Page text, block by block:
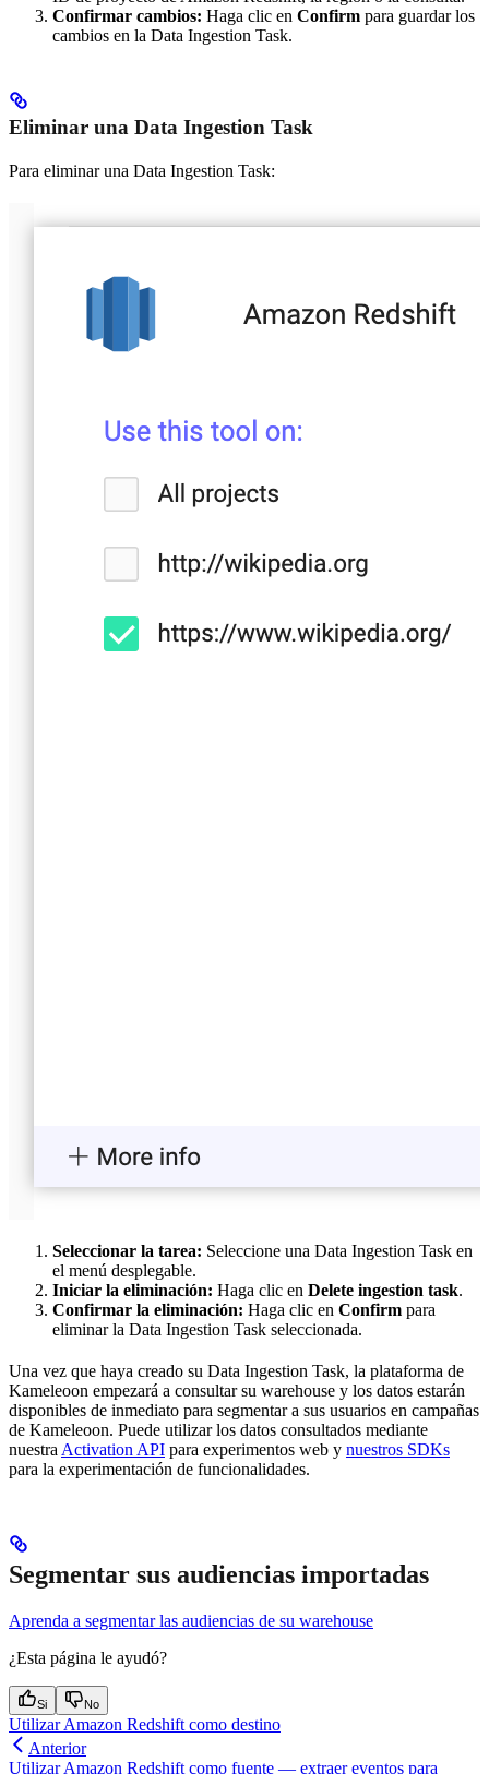
Confirmar cambios: Haga clic en Confirm para guardar los
cambios en la Data Ingestion Task.
Eliminar una Data Ingestion Task
Para eliminar una Data Ingestion Task:
Seleccionar la tarea: Seleccione una Data Ingestion Task en
el menú desplegable.
Iniciar la eliminación: Haga clic en Delete ingestion task.
Confirmar la eliminación: Haga clic en Confirm para
eliminar la Data Ingestion Task seleccionada.
Una vez que haya creado su Data Ingestion Task, la plataforma de
Kameleoon empezará a consultar su warehouse y los datos estarán
disponibles de inmediato para segmentar a sus usuarios en campañas
de Kameleoon. Puede utilizar los datos consultados mediante
nuestra Activation API para experimentos web y nuestros SDKs
para la experimentación de funcionalidades.
Segmentar sus audiencias importadas
Aprenda a segmentar las audiencias de su warehouse
¿Esta página le ayudó?
Si No
Utilizar Amazon Redshift como destino
Anterior
Utilizar Amazon Redshift como fuente — extraer eventos para